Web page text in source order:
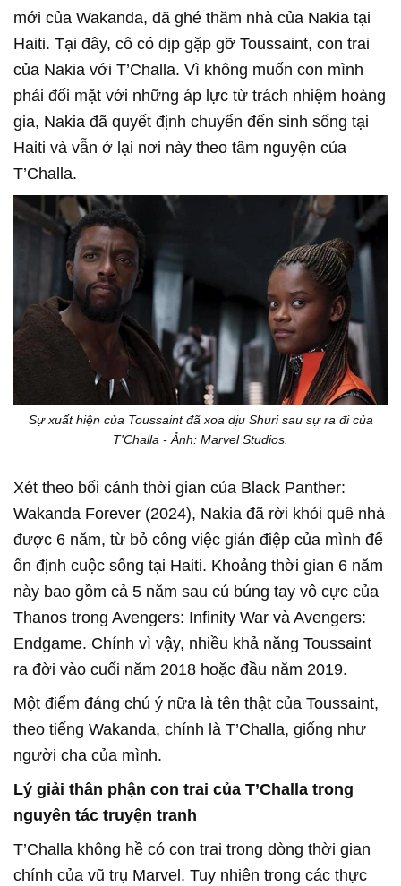
mới của Wakanda, đã ghé thăm nhà của Nakia tại
Haiti. Tại đây, cô có dịp gặp gỡ Toussaint, con trai
của Nakia với T’Challa. Vì không muốn con mình
phải đối mặt với những áp lực từ trách nhiệm hoàng
gia, Nakia đã quyết định chuyển đến sinh sống tại
Haiti và vẫn ở lại nơi này theo tâm nguyện của
T’Challa.
Sự xuất hiện của Toussaint đã xoa dịu Shuri sau sự ra đi của
T'Challa - Ảnh: Marvel Studios.
Xét theo bối cảnh thời gian của Black Panther:
Wakanda Forever (2024), Nakia đã rời khỏi quê nhà
được 6 năm, từ bỏ công việc gián điệp của mình để
ổn định cuộc sống tại Haiti. Khoảng thời gian 6 năm
này bao gồm cả 5 năm sau cú búng tay vô cực của
Thanos trong Avengers: Infinity War và Avengers:
Endgame. Chính vì vậy, nhiều khả năng Toussaint
ra đời vào cuối năm 2018 hoặc đầu năm 2019.
Một điểm đáng chú ý nữa là tên thật của Toussaint,
theo tiếng Wakanda, chính là T’Challa, giống như
người cha của mình.
Lý giải thân phận con trai của T’Challa trong
nguyên tác truyện tranh
T’Challa không hề có con trai trong dòng thời gian
chính của vũ trụ Marvel. Tuy nhiên trong các thực